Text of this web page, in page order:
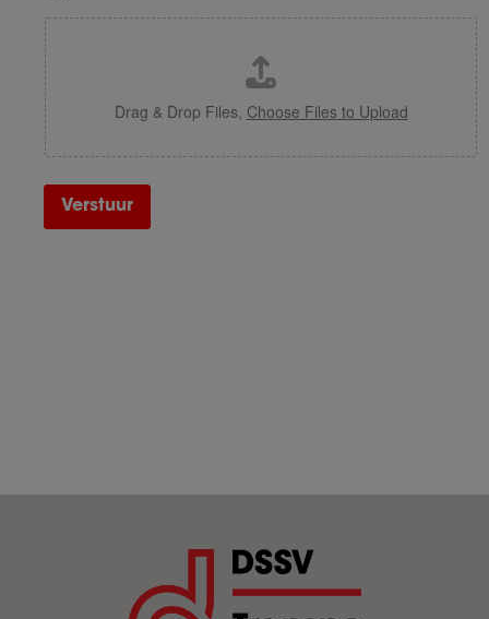
Drag & Drop Files, Choose Files to Upload
Verstuur